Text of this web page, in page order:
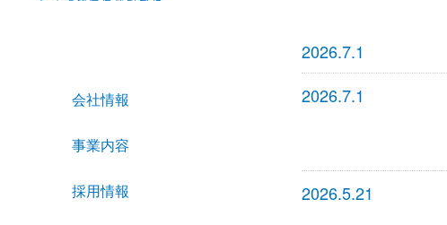
会社情報
事業内容
採用情報
2026.7.1
2026.7.1
2026.5.21